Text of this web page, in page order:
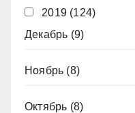
2019 (124)
Декабрь (9)
Ноябрь (8)
Октябрь (8)